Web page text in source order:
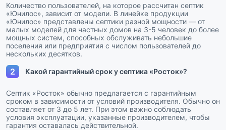
Количество пользователей, на которое рассчитан септик
«Юнилос», зависит от модели. В линейке продукции
«Юнилос» представлены септики разной мощности — от
малых моделей для частных домов на 3-5 человек до более
мощных систем, способных обслуживать небольшие
поселения или предприятия с числом пользователей до
нескольких десятков.
2 Какой гарантийный срок у септика «Росток»?
Септик «Росток» обычно предлагается с гарантийным
сроком в зависимости от условий производителя. Обычно он
составляет от 3 до 5 лет. При этом важно соблюдать
условия эксплуатации, указанные производителем, чтобы
гарантия оставалась действительной.